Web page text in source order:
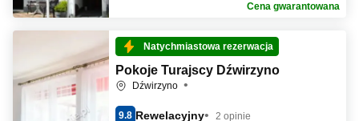
Cena gwarantowana
Natychmiastowa rezerwacja
Pokoje Turajscy Dźwirzyno
Dźwirzyno
9.8 Rewelacyjny 2 opinie